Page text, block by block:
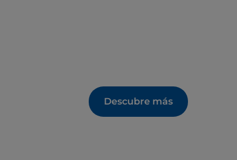
Descubre más